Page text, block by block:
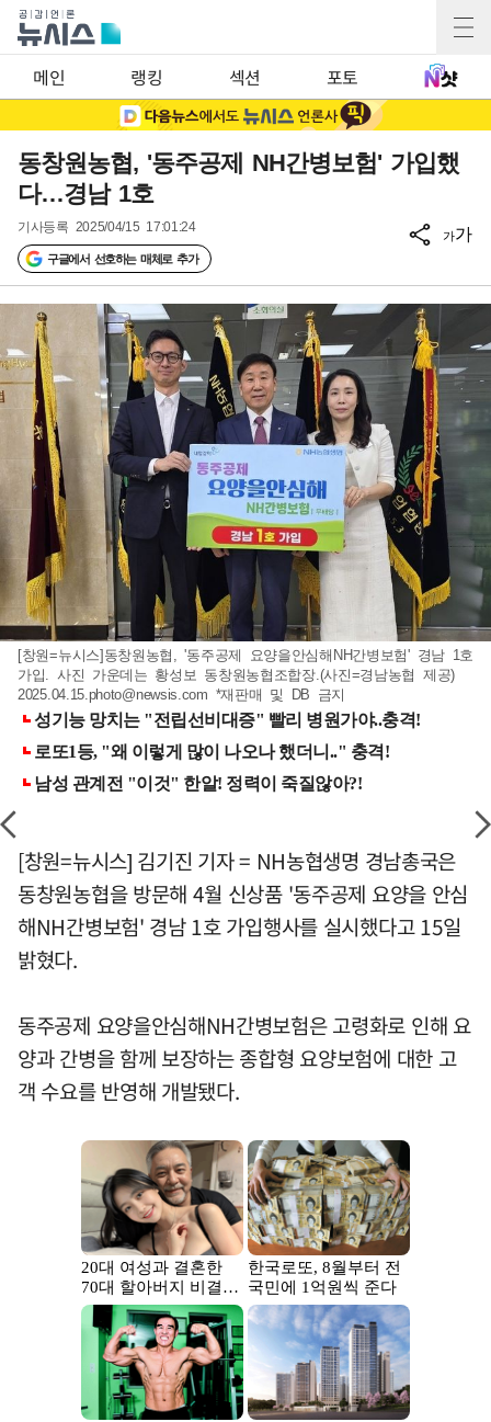
메인 랭킹 섹션 포토
동창원농협, '동주공제 NH간병보험' 가입했
다…경남 1호
기사등록 2025/04/15 17:01:24
구글에서 선호하는 매체로 추가
가가
[창원=뉴시스]동창원농협, '동주공제 요양을안심해NH간병보험' 경남 1호
가입. 사진 가운데는 황성보 동창원농협조합장.(사진=경남농협 제공)
2025.04.15.photo@newsis.com *재판매 및 DB 금지
[창원=뉴시스] 김기진 기자 = NH농협생명 경남총국은
동창원농협을 방문해 4월 신상품 '동주공제 요양을 안심
해NH간병보험' 경남 1호 가입행사를 실시했다고 15일
밝혔다.
동주공제 요양을안심해NH간병보험은 고령화로 인해 요
양과 간병을 함께 보장하는 종합형 요양보험에 대한 고
객 수요를 반영해 개발됐다.